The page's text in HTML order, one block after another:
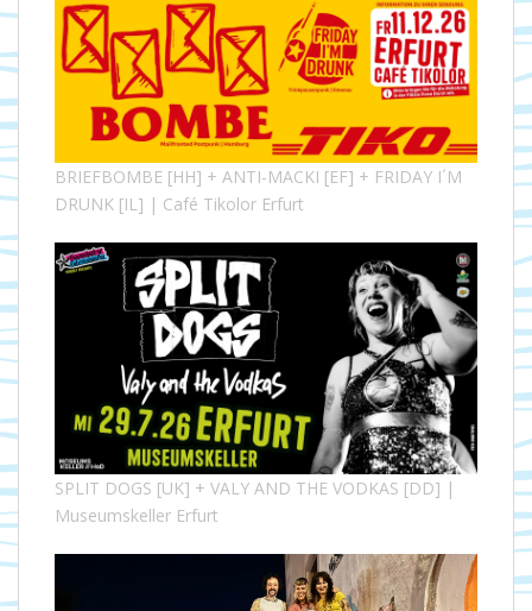
BRIEFBOMBE [HH] + ANTI-MACKI [EF] + FRIDAY I´M
DRUNK [IL] | Café Tikolor Erfurt
SPLIT DOGS [UK] + VALY AND THE VODKAS [DD] |
Museumskeller Erfurt